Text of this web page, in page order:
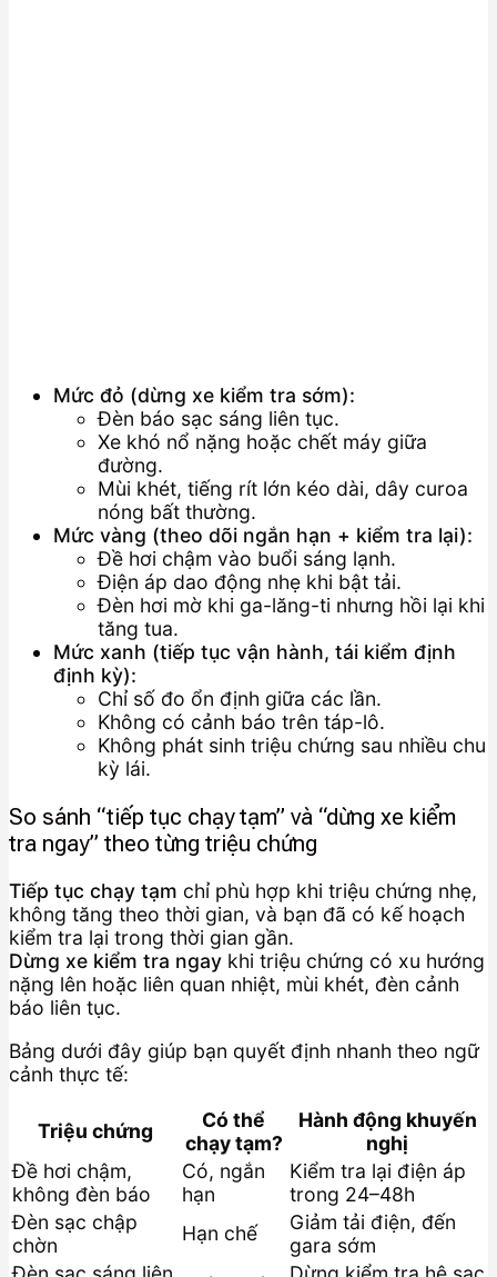
Mức đỏ (dừng xe kiểm tra sớm):
Đèn báo sạc sáng liên tục.
Xe khó nổ nặng hoặc chết máy giữa
đường.
Mùi khét, tiếng rít lớn kéo dài, dây curoa
nóng bất thường.
Mức vàng (theo dõi ngắn hạn + kiểm tra lại):
Đề hơi chậm vào buổi sáng lạnh.
Điện áp dao động nhẹ khi bật tải.
Đèn hơi mờ khi ga-lăng-ti nhưng hồi lại khi
tăng tua.
Mức xanh (tiếp tục vận hành, tái kiểm định
định kỳ):
Chỉ số đo ổn định giữa các lần.
Không có cảnh báo trên táp-lô.
Không phát sinh triệu chứng sau nhiều chu
kỳ lái.
So sánh “tiếp tục chạy tạm” và “dừng xe kiểm
tra ngay” theo từng triệu chứng
Tiếp tục chạy tạm chỉ phù hợp khi triệu chứng nhẹ,
không tăng theo thời gian, và bạn đã có kế hoạch
kiểm tra lại trong thời gian gần.
Dừng xe kiểm tra ngay khi triệu chứng có xu hướng
nặng lên hoặc liên quan nhiệt, mùi khét, đèn cảnh
báo liên tục.
Bảng dưới đây giúp bạn quyết định nhanh theo ngữ
cảnh thực tế:
Triệu chứng
Có thể
chạy tạm?
Hành động khuyến
nghị
Đề hơi chậm,
không đèn báo
Có, ngắn
hạn
Kiểm tra lại điện áp
trong 24–48h
Đèn sạc chập
chờn
Hạn chế
Giảm tải điện, đến
gara sớm